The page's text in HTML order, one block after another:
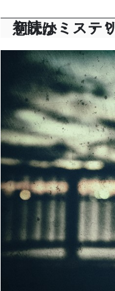
初読はミステリー、二度目はホラーとは一体どういう意味か・・・？